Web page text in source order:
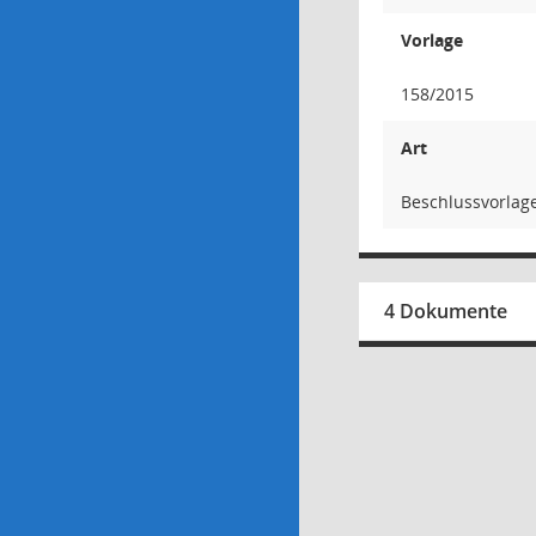
Vorlage
158/2015
Art
4 Dokumente